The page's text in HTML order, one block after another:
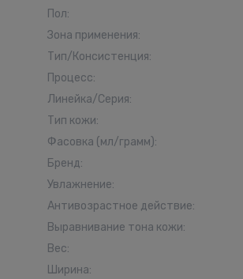
Пол:
Зона применения:
Тип/Консистенция:
Процесс:
Линейка/Серия:
Тип кожи:
Фасовка (мл/грамм):
Бренд:
Увлажнение:
Антивозрастное действие:
Выравнивание тона кожи:
Вес:
Ширина: